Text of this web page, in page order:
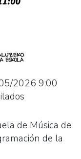
2026 9:00
de Música de
de la